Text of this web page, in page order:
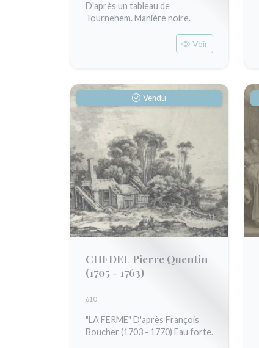
D'après un tableau de
Tournehem. Manière noire.
Voir
Vendu
CHEDEL Pierre Quentin
(1705 - 1763)
610
"LA FERME" D'après François
Boucher (1703 - 1770) Eau forte.